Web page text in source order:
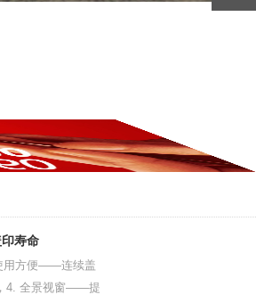
寿命
用方便——连续盖
4. 全景视窗——提